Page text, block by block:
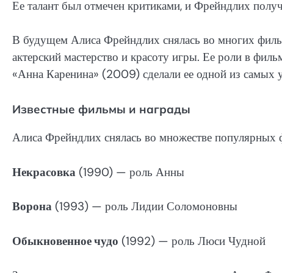
Ее талант был отмечен критиками, и Фрейндлих
В будущем Алиса Фрейндлих снялась во многих
актерский мастерство и красоту игры. Ее роли в
«Анна Каренина» (2009) сделали ее одной из самых
Известные фильмы и награды
Алиса Фрейндлих снялась во множестве популярных
Некрасовка (1990) — роль Анны
Ворона (1993) — роль Лидии Соломоновны
Обыкновенное чудо (1992) — роль Люси Чудной